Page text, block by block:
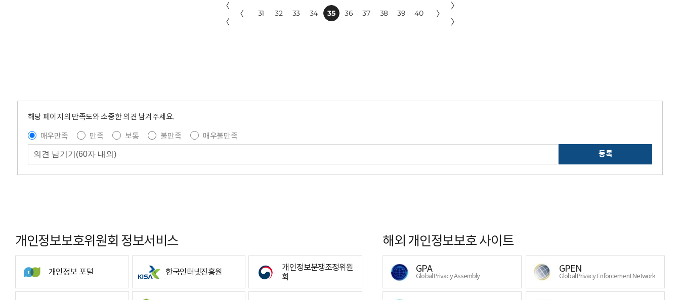
〈
〈
〈 31 32 33 34 35 36 37 38 39 40 〉
〉
〉
해당 페이지의 만족도와 소중한 의견 남겨주세요.
매우만족
만족 보통 불만족
매우불만족
등록
개인정보보호위원회 정보서비스
개인정보 포털 한국인터넷진흥원
개인정보분쟁조정위원
회
해외 개인정보보호 사이트
GPA
Global Privacy Assembly
GPEN
Global Privacy Enforcement Network